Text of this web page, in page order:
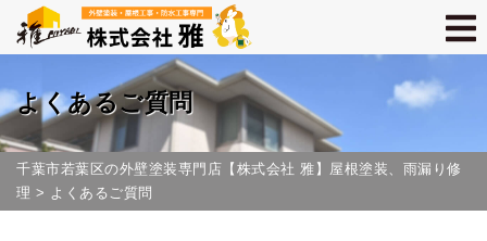
よくあるご質問
千葉市若葉区の外壁塗装専門店【株式会社 雅】屋根塗装、雨漏り修
理 > よくあるご質問